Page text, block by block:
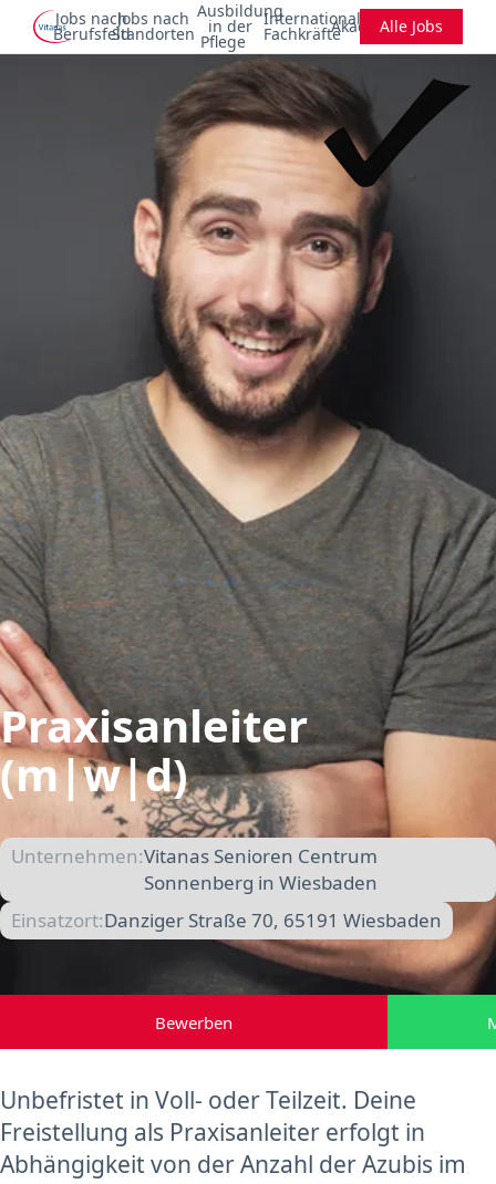
Jobs nach
Berufsfeld
Jobs nach
Standorten
Ausbildung
in der
Pflege
Internationale
FachkräfteAkademieAlle Jobs
Praxisanleiter
(m|w|d)
Unternehmen:Vitanas Senioren Centrum
Sonnenberg in Wiesbaden
Einsatzort:Danziger Straße 70, 65191 Wiesbaden
Bewerben
Unbefristet in Voll- oder Teilzeit. Deine
Freistellung als Praxisanleiter erfolgt in
Abhängigkeit von der Anzahl der Azubis im